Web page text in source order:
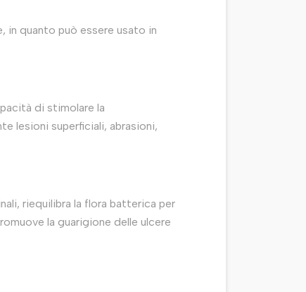
in quanto può essere usato in
di stimolare la
lesioni superficiali, abrasioni,
riequilibra la flora batterica per
la guarigione delle ulcere